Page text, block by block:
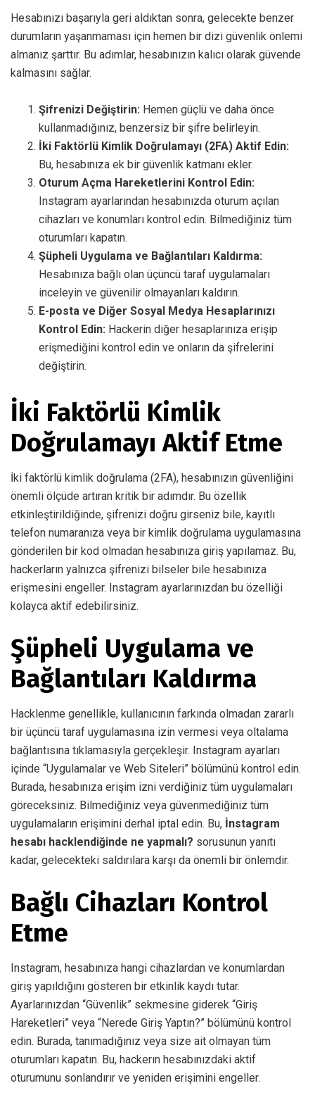
Hesabınızı başarıyla geri aldıktan sonra, gelecekte benzer
durumların yaşanmaması için hemen bir dizi güvenlik önlemi
almanız şarttır. Bu adımlar, hesabınızın kalıcı olarak güvende
kalmasını sağlar.
Şifrenizi Değiştirin: Hemen güçlü ve daha önce
kullanmadığınız, benzersiz bir şifre belirleyin.
İki Faktörlü Kimlik Doğrulamayı (2FA) Aktif Edin:
Bu, hesabınıza ek bir güvenlik katmanı ekler.
Oturum Açma Hareketlerini Kontrol Edin:
Instagram ayarlarından hesabınızda oturum açılan
cihazları ve konumları kontrol edin. Bilmediğiniz tüm
oturumları kapatın.
Şüpheli Uygulama ve Bağlantıları Kaldırma:
Hesabınıza bağlı olan üçüncü taraf uygulamaları
inceleyin ve güvenilir olmayanları kaldırın.
E-posta ve Diğer Sosyal Medya Hesaplarınızı
Kontrol Edin: Hackerin diğer hesaplarınıza erişip
erişmediğini kontrol edin ve onların da şifrelerini
değiştirin.
İki Faktörlü Kimlik
Doğrulamayı Aktif Etme
İki faktörlü kimlik doğrulama (2FA), hesabınızın güvenliğini
önemli ölçüde artıran kritik bir adımdır. Bu özellik
etkinleştirildiğinde, şifrenizi doğru girseniz bile, kayıtlı
telefon numaranıza veya bir kimlik doğrulama uygulamasına
gönderilen bir kod olmadan hesabınıza giriş yapılamaz. Bu,
hackerların yalnızca şifrenizi bilseler bile hesabınıza
erişmesini engeller. Instagram ayarlarınızdan bu özelliği
kolayca aktif edebilirsiniz.
Şüpheli Uygulama ve
Bağlantıları Kaldırma
Hacklenme genellikle, kullanıcının farkında olmadan zararlı
bir üçüncü taraf uygulamasına izin vermesi veya oltalama
bağlantısına tıklamasıyla gerçekleşir. Instagram ayarları
içinde “Uygulamalar ve Web Siteleri” bölümünü kontrol edin.
Burada, hesabınıza erişim izni verdiğiniz tüm uygulamaları
göreceksiniz. Bilmediğiniz veya güvenmediğiniz tüm
uygulamaların erişimini derhal iptal edin. Bu, İnstagram
hesabı hacklendiğinde ne yapmalı? sorusunun yanıtı
kadar, gelecekteki saldırılara karşı da önemli bir önlemdir.
Bağlı Cihazları Kontrol
Etme
Instagram, hesabınıza hangi cihazlardan ve konumlardan
giriş yapıldığını gösteren bir etkinlik kaydı tutar.
Ayarlarınızdan “Güvenlik” sekmesine giderek “Giriş
Hareketleri” veya “Nerede Giriş Yaptın?” bölümünü kontrol
edin. Burada, tanımadığınız veya size ait olmayan tüm
oturumları kapatın. Bu, hackerın hesabınızdaki aktif
oturumunu sonlandırır ve yeniden erişimini engeller.